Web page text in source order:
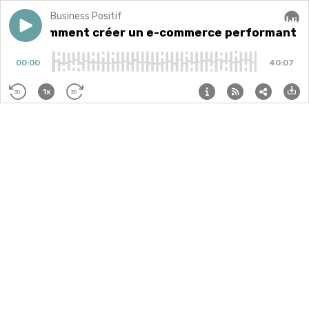
Play episode#42 : Comment créer un e-commerce performant et
Business Positif
: Comment créer un e-commerce performant
00:00 40:07
30 1x 30